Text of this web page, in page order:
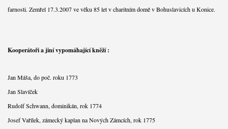
farnosti. Zemřel 17.3.2007 ve věku 85 let v charitním domě v Bohuslavicích u Konice.
Kooperátoři a jiní vypomáhající kněží :
Jan Máša, do poč. roku 1773
Jan Slavíček
Rudolf Schwann, dominikán, rok 1774
Josef Vařílek, zámecký kaplan na Nových Zámcích, rok 1775